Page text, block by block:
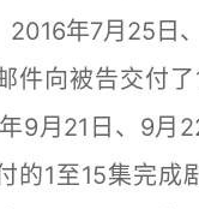
年7月25日
件向被告交付
9月21日、9月
的1至15集完成